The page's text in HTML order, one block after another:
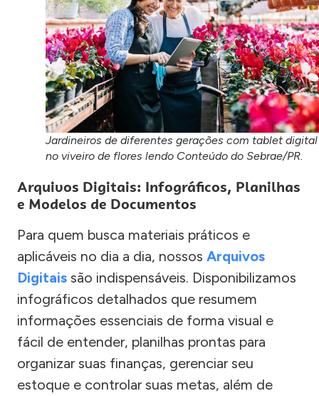
Jardineiros de diferentes gerações com tablet digital
no viveiro de flores lendo Conteúdo do Sebrae/PR.
Arquivos Digitais: Infográficos, Planilhas
e Modelos de Documentos
Para quem busca materiais práticos e
aplicáveis no dia a dia, nossos Arquivos
Digitais são indispensáveis. Disponibilizamos
infográficos detalhados que resumem
informações essenciais de forma visual e
fácil de entender, planilhas prontas para
organizar suas finanças, gerenciar seu
estoque e controlar suas metas, além de